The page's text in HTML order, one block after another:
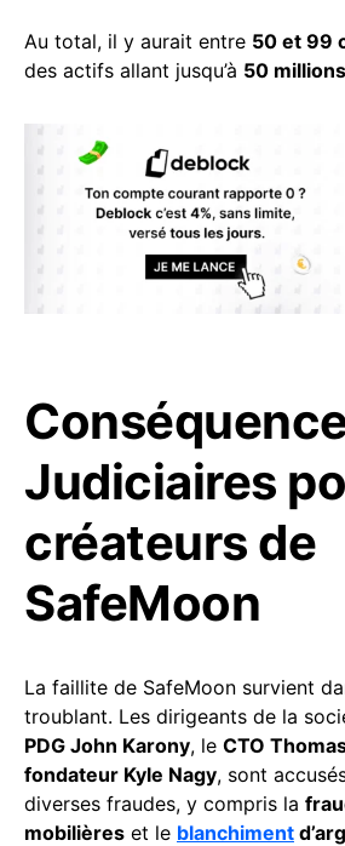
Au total, il y aurait entre 50 et 99
des actifs allant jusqu’à 50
Judiciaires
créateurs de
SafeMoon
La faillite de SafeMoon survient
troublant. Les dirigeants de la
PDG John Karony, le CTO
fondateur Kyle Nagy, sont
diverses fraudes, y compris la
mobilières et le blanchiment